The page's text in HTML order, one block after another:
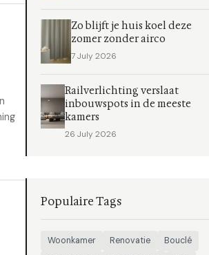
Zo blijft je huis koel deze
zomer zonder airco
7 July 2026
Railverlichting verslaat
inbouwspots in de meeste
kamers
26 July 2026
Populaire Tags
Woonkamer Renovatie
Bouclé